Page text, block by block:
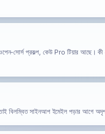
ওপেন-সোর্স প্রকল্প, কেউ Pro টিয়ার আছে।
বিলম্বিত সাইনআপ ইমেইল পড়ার আগে